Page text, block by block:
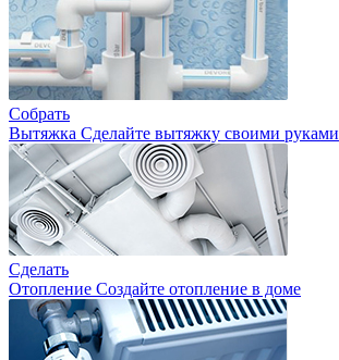
Собрать
Вытяжка Сделайте вытяжку своими руками
Сделать
Отопление Создайте отопление в доме